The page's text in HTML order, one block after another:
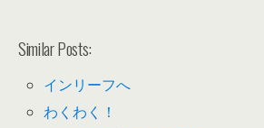
Similar Posts:
インリーフへ
わくわく！